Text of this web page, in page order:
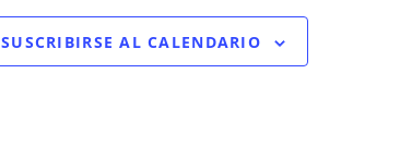
SUSCRIBIRSE AL CALENDARIO